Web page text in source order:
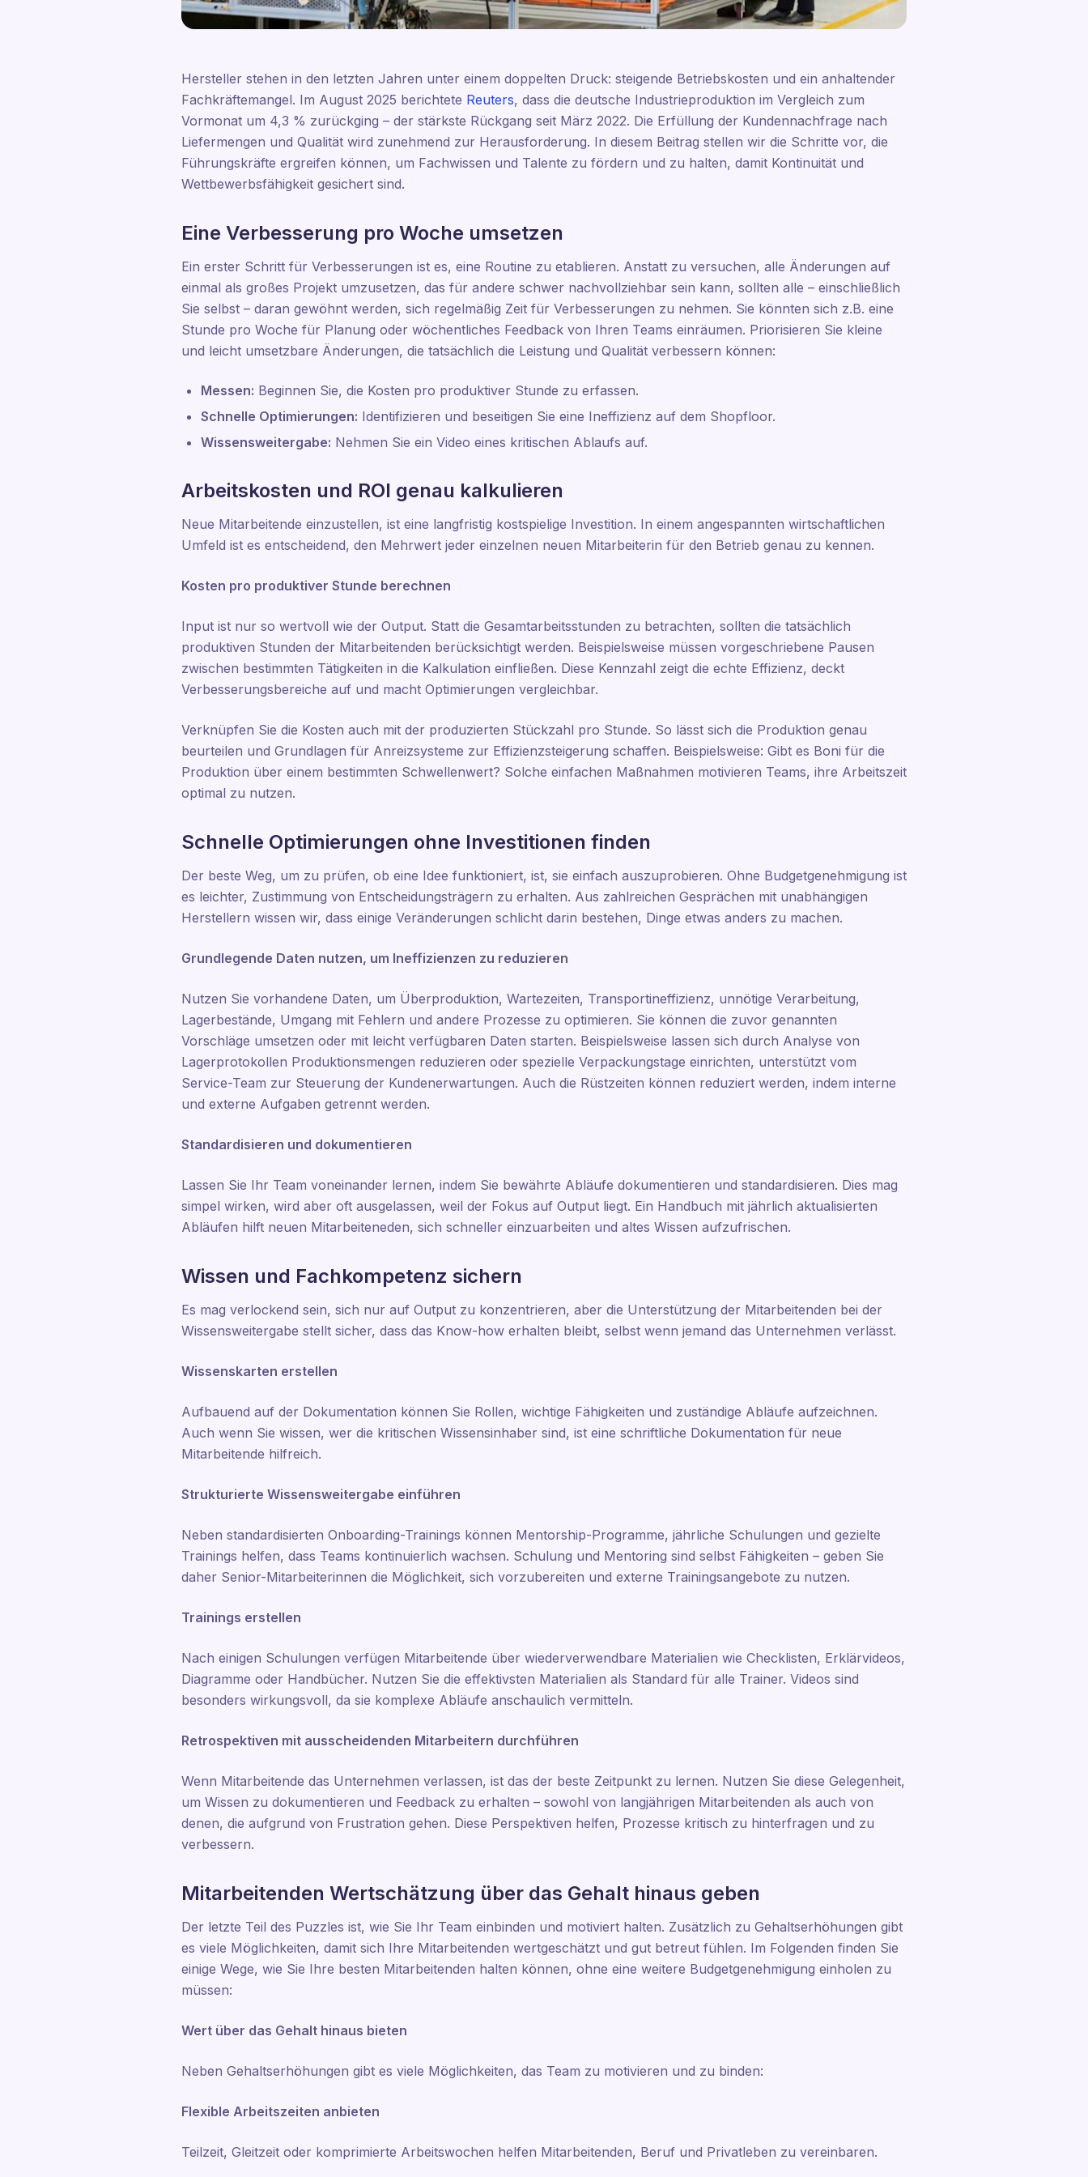
Hersteller stehen in den letzten Jahren unter einem doppelten Druck: steigende Betriebskosten und ein anhaltender
Fachkräftemangel. Im August 2025 berichtete Reuters, dass die deutsche Industrieproduktion im Vergleich zum
Vormonat um 4,3 % zurückging – der stärkste Rückgang seit März 2022. Die Erfüllung der Kundennachfrage nach
Liefermengen und Qualität wird zunehmend zur Herausforderung. In diesem Beitrag stellen wir die Schritte vor, die
Führungskräfte ergreifen können, um Fachwissen und Talente zu fördern und zu halten, damit Kontinuität und
Wettbewerbsfähigkeit gesichert sind.
Eine Verbesserung pro Woche umsetzen
Ein erster Schritt für Verbesserungen ist es, eine Routine zu etablieren. Anstatt zu versuchen, alle Änderungen auf
einmal als großes Projekt umzusetzen, das für andere schwer nachvollziehbar sein kann, sollten alle – einschließlich
Sie selbst – daran gewöhnt werden, sich regelmäßig Zeit für Verbesserungen zu nehmen. Sie könnten sich z.B. eine
Stunde pro Woche für Planung oder wöchentliches Feedback von Ihren Teams einräumen. Priorisieren Sie kleine
und leicht umsetzbare Änderungen, die tatsächlich die Leistung und Qualität verbessern können:
Messen: Beginnen Sie, die Kosten pro produktiver Stunde zu erfassen.
Schnelle Optimierungen: Identifizieren und beseitigen Sie eine Ineffizienz auf dem Shopfloor.
Wissensweitergabe: Nehmen Sie ein Video eines kritischen Ablaufs auf.
Arbeitskosten und ROI genau kalkulieren
Neue Mitarbeitende einzustellen, ist eine langfristig kostspielige Investition. In einem angespannten wirtschaftlichen
Umfeld ist es entscheidend, den Mehrwert jeder einzelnen neuen Mitarbeiterin für den Betrieb genau zu kennen.
Kosten pro produktiver Stunde berechnen
Input ist nur so wertvoll wie der Output. Statt die Gesamtarbeitsstunden zu betrachten, sollten die tatsächlich
produktiven Stunden der Mitarbeitenden berücksichtigt werden. Beispielsweise müssen vorgeschriebene Pausen
zwischen bestimmten Tätigkeiten in die Kalkulation einfließen. Diese Kennzahl zeigt die echte Effizienz, deckt
Verbesserungsbereiche auf und macht Optimierungen vergleichbar.
Verknüpfen Sie die Kosten auch mit der produzierten Stückzahl pro Stunde. So lässt sich die Produktion genau
beurteilen und Grundlagen für Anreizsysteme zur Effizienzsteigerung schaffen. Beispielsweise: Gibt es Boni für die
Produktion über einem bestimmten Schwellenwert? Solche einfachen Maßnahmen motivieren Teams, ihre Arbeitszeit
optimal zu nutzen.
Schnelle Optimierungen ohne Investitionen finden
Der beste Weg, um zu prüfen, ob eine Idee funktioniert, ist, sie einfach auszuprobieren. Ohne Budgetgenehmigung ist
es leichter, Zustimmung von Entscheidungsträgern zu erhalten. Aus zahlreichen Gesprächen mit unabhängigen
Herstellern wissen wir, dass einige Veränderungen schlicht darin bestehen, Dinge etwas anders zu machen.
Grundlegende Daten nutzen, um Ineffizienzen zu reduzieren
Nutzen Sie vorhandene Daten, um Überproduktion, Wartezeiten, Transportineffizienz, unnötige Verarbeitung,
Lagerbestände, Umgang mit Fehlern und andere Prozesse zu optimieren. Sie können die zuvor genannten
Vorschläge umsetzen oder mit leicht verfügbaren Daten starten. Beispielsweise lassen sich durch Analyse von
Lagerprotokollen Produktionsmengen reduzieren oder spezielle Verpackungstage einrichten, unterstützt vom
Service-Team zur Steuerung der Kundenerwartungen. Auch die Rüstzeiten können reduziert werden, indem interne
und externe Aufgaben getrennt werden.
Standardisieren und dokumentieren
Lassen Sie Ihr Team voneinander lernen, indem Sie bewährte Abläufe dokumentieren und standardisieren. Dies mag
simpel wirken, wird aber oft ausgelassen, weil der Fokus auf Output liegt. Ein Handbuch mit jährlich aktualisierten
Abläufen hilft neuen Mitarbeiteneden, sich schneller einzuarbeiten und altes Wissen aufzufrischen.
Wissen und Fachkompetenz sichern
Es mag verlockend sein, sich nur auf Output zu konzentrieren, aber die Unterstützung der Mitarbeitenden bei der
Wissensweitergabe stellt sicher, dass das Know-how erhalten bleibt, selbst wenn jemand das Unternehmen verlässt.
Wissenskarten erstellen
Aufbauend auf der Dokumentation können Sie Rollen, wichtige Fähigkeiten und zuständige Abläufe aufzeichnen.
Auch wenn Sie wissen, wer die kritischen Wissensinhaber sind, ist eine schriftliche Dokumentation für neue
Mitarbeitende hilfreich.
Strukturierte Wissensweitergabe einführen
Neben standardisierten Onboarding-Trainings können Mentorship-Programme, jährliche Schulungen und gezielte
Trainings helfen, dass Teams kontinuierlich wachsen. Schulung und Mentoring sind selbst Fähigkeiten – geben Sie
daher Senior-Mitarbeiterinnen die Möglichkeit, sich vorzubereiten und externe Trainingsangebote zu nutzen.
Trainings erstellen
Nach einigen Schulungen verfügen Mitarbeitende über wiederverwendbare Materialien wie Checklisten, Erklärvideos,
Diagramme oder Handbücher. Nutzen Sie die effektivsten Materialien als Standard für alle Trainer. Videos sind
besonders wirkungsvoll, da sie komplexe Abläufe anschaulich vermitteln.
Retrospektiven mit ausscheidenden Mitarbeitern durchführen
Wenn Mitarbeitende das Unternehmen verlassen, ist das der beste Zeitpunkt zu lernen. Nutzen Sie diese Gelegenheit,
um Wissen zu dokumentieren und Feedback zu erhalten – sowohl von langjährigen Mitarbeitenden als auch von
denen, die aufgrund von Frustration gehen. Diese Perspektiven helfen, Prozesse kritisch zu hinterfragen und zu
verbessern.
Mitarbeitenden Wertschätzung über das Gehalt hinaus geben
Der letzte Teil des Puzzles ist, wie Sie Ihr Team einbinden und motiviert halten. Zusätzlich zu Gehaltserhöhungen gibt
es viele Möglichkeiten, damit sich Ihre Mitarbeitenden wertgeschätzt und gut betreut fühlen. Im Folgenden finden Sie
einige Wege, wie Sie Ihre besten Mitarbeitenden halten können, ohne eine weitere Budgetgenehmigung einholen zu
müssen:
Wert über das Gehalt hinaus bieten
Neben Gehaltserhöhungen gibt es viele Möglichkeiten, das Team zu motivieren und zu binden:
Flexible Arbeitszeiten anbieten
Teilzeit, Gleitzeit oder komprimierte Arbeitswochen helfen Mitarbeitenden, Beruf und Privatleben zu vereinbaren.